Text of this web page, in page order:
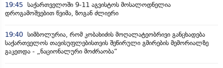
19:45 საქართველოში 9-11 აგვისტოს მოსალოდნელია
დროგამოშვებით წვიმა, ზოგან ძლიერი
19:40 სიმბოლურია, რომ კობახიძის მოღალატეობრივი განცხადება
საქართველოს თავისუფლებისთვის შეწირული გმირების მემორიალზე
გაკეთდა - „ნაციონალური მოძრაობა“